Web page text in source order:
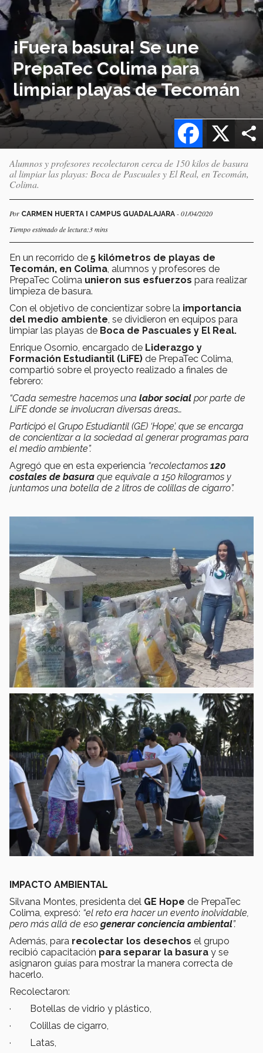
¡Fuera basura! Se une
PrepaTec Colima para
limpiar playas de Tecomán
X
Facebook
Alumnos y profesores recolectaron cerca de 150 kilos de basura
al limpiar las playas: Boca de Pascuales y El Real, en Tecomán,
Colima.
Por CARMEN HUERTA I CAMPUS GUADALAJARA - 01/04/2020
Tiempo estimado de lectura:3 mins
En un recorrido de 5 kilómetros de playas de
Tecomán, en Colima , alumnos y profesores de
PrepaTec Colima unieron sus esfuerzos para realizar
limpieza de basura.
Con el objetivo de concientizar sobre la importancia
del medio ambiente , se dividieron en equipos para
limpiar las playas de Boca de Pascuales y El Real.
Enrique Osornio, encargado de Liderazgo y
Formación Estudiantil (LiFE) de PrepaTec Colima,
compartió sobre el proyecto realizado a finales de
febrero:
“Cada semestre hacemos una labor social por parte de
LiFE donde se involucran diversas áreas…
Participó el Grupo Estudiantil (GE) ‘Hope’, que se encarga
de concientizar a la sociedad al generar programas para
el medio ambiente”.
Agregó que en esta experiencia “recolectamos 120
costales de basura que equivale a 150 kilogramos y
juntamos una botella de 2 litros de colillas de cigarro”.
IMPACTO AMBIENTAL
Silvana Montes, presidenta del GE Hope de PrepaTec
Colima, expresó: “el reto era hacer un evento inolvidable,
pero más allá de eso generar conciencia ambiental”.
Además, para recolectar los desechos el grupo
recibió capacitación para separar la basura y se
asignaron guías para mostrar la manera correcta de
hacerlo.
Recolectaron:
· Botellas de vidrio y plástico,
· Colillas de cigarro,
· Latas,